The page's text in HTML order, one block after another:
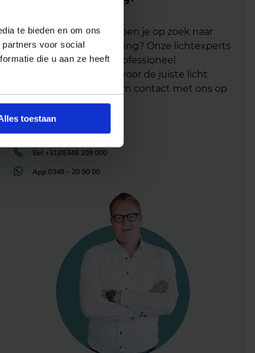
te bieden en om ons
voor social
die u aan ze heeft
toestaan
Heb je advies nodig of ben je op zoek naar
een alternatieve oplossing? Onze lichtexperts
helpen je graag met professioneel
en zorgen voor de juiste licht
oplossing. Aarzel niet om contact met ons op
te nemen.
Mailinfo@lichtunie.nl
Bel +31(0)348 209 000
App 0348 – 20 90 00